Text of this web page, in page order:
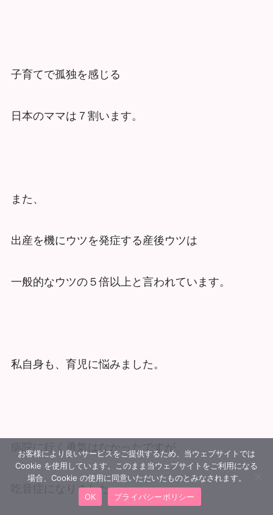
子育てで孤独を感じる
日本のママは７割います。
また、
出産を機にウツを発症する産後ウツは
一般的なウツの５倍以上と言われています。
私自身も、育児に悩みました。
病院に行く勇気はなかったですが、
吃音症になりました。
お客様により良いサービスをご提供するため、当ウェブサイトでは
Cookie を使用しています。このまま当ウェブサイトをご利用になる
場合、Cookie の使用に同意いただいたものとみなされます。
OK
プライバシーポリシー